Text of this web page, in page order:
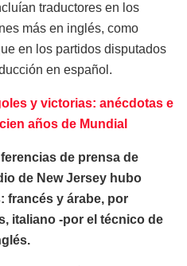
traductores en los
más en inglés, como
en los partidos disputados
en español.
y victorias: anécdotas e
años de Mundial
de prensa de
de New Jersey hubo
francés y árabe, por
italiano -por el técnico de